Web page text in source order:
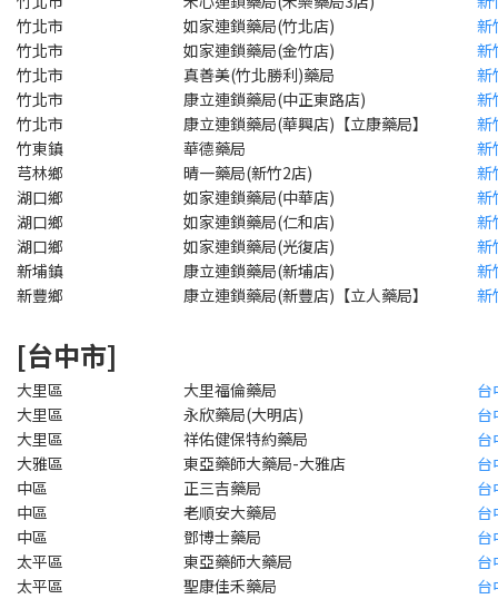
竹北市
如家連鎖藥局(竹北店)
新
竹北市
如家連鎖藥局(金竹店)
新
竹北市
真善美(竹北勝利)藥局
新
竹北市
康立連鎖藥局(中正東路店)
新
竹北市
康立連鎖藥局(華興店)【立康藥局】
新
竹東鎮
華德藥局
新
芎林鄉
晴一藥局(新竹2店)
新
湖口鄉
如家連鎖藥局(中華店)
新
湖口鄉
如家連鎖藥局(仁和店)
新
湖口鄉
如家連鎖藥局(光復店)
新
新埔鎮
康立連鎖藥局(新埔店)
新
新豐鄉
康立連鎖藥局(新豐店)【立人藥局】 新
[台中市]
大里區 大里福倫藥局
台
大里區
永欣藥局(大明店)
台
大里區
祥佑健保特約藥局
台
大雅區
東亞藥師大藥局-大雅店
台
中區
正三吉藥局
台
中區
老順安大藥局
台
中區
鄧博士藥局
台
太平區
東亞藥師大藥局
台
太平區
聖康佳禾藥局
台